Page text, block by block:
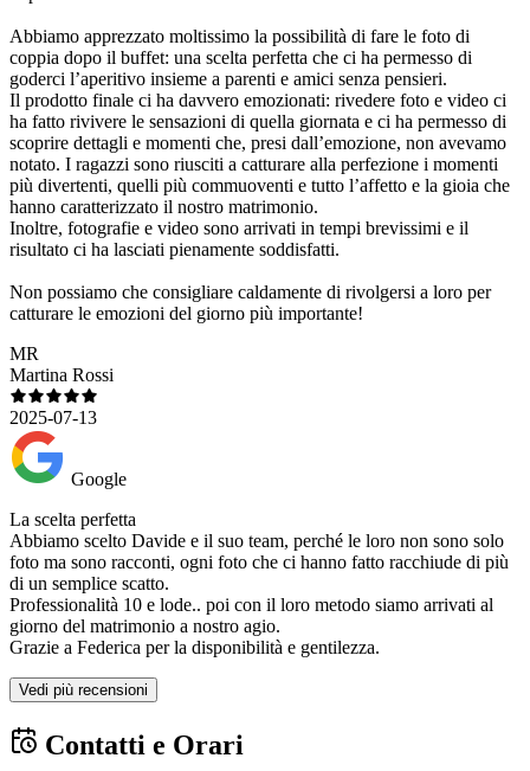
Abbiamo apprezzato moltissimo la possibilità di fare le foto di
coppia dopo il buffet: una scelta perfetta che ci ha permesso di
goderci l’aperitivo insieme a parenti e amici senza pensieri.
Il prodotto finale ci ha davvero emozionati: rivedere foto e video ci
ha fatto rivivere le sensazioni di quella giornata e ci ha permesso di
scoprire dettagli e momenti che, presi dall’emozione, non avevamo
notato. I ragazzi sono riusciti a catturare alla perfezione i momenti
più divertenti, quelli più commuoventi e tutto l’affetto e la gioia che
hanno caratterizzato il nostro matrimonio.
Inoltre, fotografie e video sono arrivati in tempi brevissimi e il
risultato ci ha lasciati pienamente soddisfatti.
Non possiamo che consigliare caldamente di rivolgersi a loro per
catturare le emozioni del giorno più importante!
MR
Martina Rossi
2025-07-13
Google
La scelta perfetta
Abbiamo scelto Davide e il suo team, perché le loro non sono solo
foto ma sono racconti, ogni foto che ci hanno fatto racchiude di più
di un semplice scatto.
Professionalità 10 e lode.. poi con il loro metodo siamo arrivati al
giorno del matrimonio a nostro agio.
Grazie a Federica per la disponibilità e gentilezza.
Vedi più recensioni
Contatti e Orari